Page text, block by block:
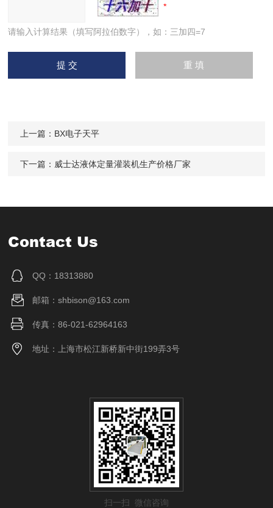
请输入计算结果（填写阿拉伯数字），如：三加四=7
上一篇： BX电子天平
下一篇： 威士达液体定量灌装机生产价格厂家
Contact Us
QQ：18313880
邮箱：shbison@163.com
传真：86-021-62964163
地址：上海市松江新桥新中街199弄3号
扫一扫 微信咨询